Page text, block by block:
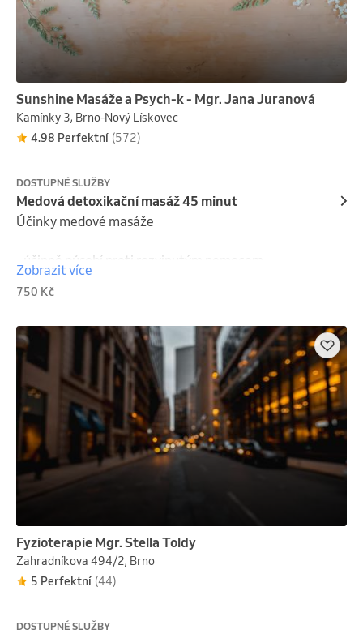
Sunshine Masáže a Psych-k - Mgr. Jana Juranová
Kamínky 3, Brno-Nový Lískovec
4.98 Perfektní (572)
DOSTUPNÉ SLUŽBY
Medová detoxikační masáž 45 minut
Účinky medové masáže
- účinně působí proti rozvinutým nemocem
- vhodná pro zvládnutí stresu, chronických chorob a
při jarních očistných kůrách
těla a ty potom „vyplavou“ na povrch kůže a jsou
zcela zřetelně rozpoznatelné od medu
- odstraňuje usazeniny, všechny jedy z životního
prostředí, potravin a léků,
které si tělo nahromadilo ve svých tkáních v průběhu
života, jsou z těla pohybem ruky doslova vysávány
- včelí med působí léčivě přes pokožku přímo na
organismus
- vhodná při velkém počtu civilizačních chorob
- obnovuje přirozenou detoxikační schopnost
organismu
Zobrazit více
750 Kč
Fyzioterapie Mgr. Stella Toldy
Zahradníkova 494/2, Brno
5 Perfektní (44)
DOSTUPNÉ SLUŽBY